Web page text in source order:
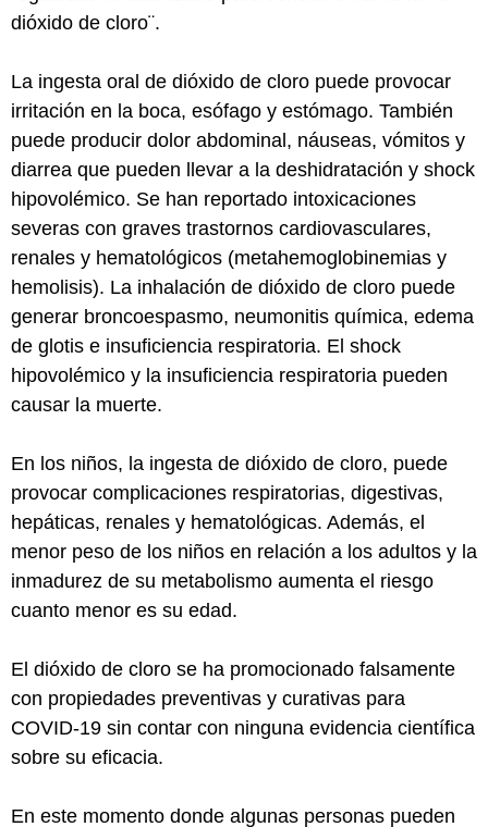
dióxido de cloro¨.
La ingesta oral de dióxido de cloro puede provocar
irritación en la boca, esófago y estómago. También
puede producir dolor abdominal, náuseas, vómitos y
diarrea que pueden llevar a la deshidratación y shock
hipovolémico. Se han reportado intoxicaciones
severas con graves trastornos cardiovasculares,
renales y hematológicos (metahemoglobinemias y
hemolisis). La inhalación de dióxido de cloro puede
generar broncoespasmo, neumonitis química, edema
de glotis e insuficiencia respiratoria. El shock
hipovolémico y la insuficiencia respiratoria pueden
causar la muerte.
En los niños, la ingesta de dióxido de cloro, puede
provocar complicaciones respiratorias, digestivas,
hepáticas, renales y hematológicas. Además, el
menor peso de los niños en relación a los adultos y la
inmadurez de su metabolismo aumenta el riesgo
cuanto menor es su edad.
El dióxido de cloro se ha promocionado falsamente
con propiedades preventivas y curativas para
COVID-19 sin contar con ninguna evidencia científica
sobre su eficacia.
En este momento donde algunas personas pueden